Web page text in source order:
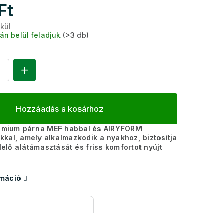
belül feladjuk (>3 db)
Hozzáadás a kosárhoz
párna MEF habbal és AIRYFORM
amely alkalmazkodik a nyakhoz, biztosítja
alátámasztását és friss komfortot nyújt